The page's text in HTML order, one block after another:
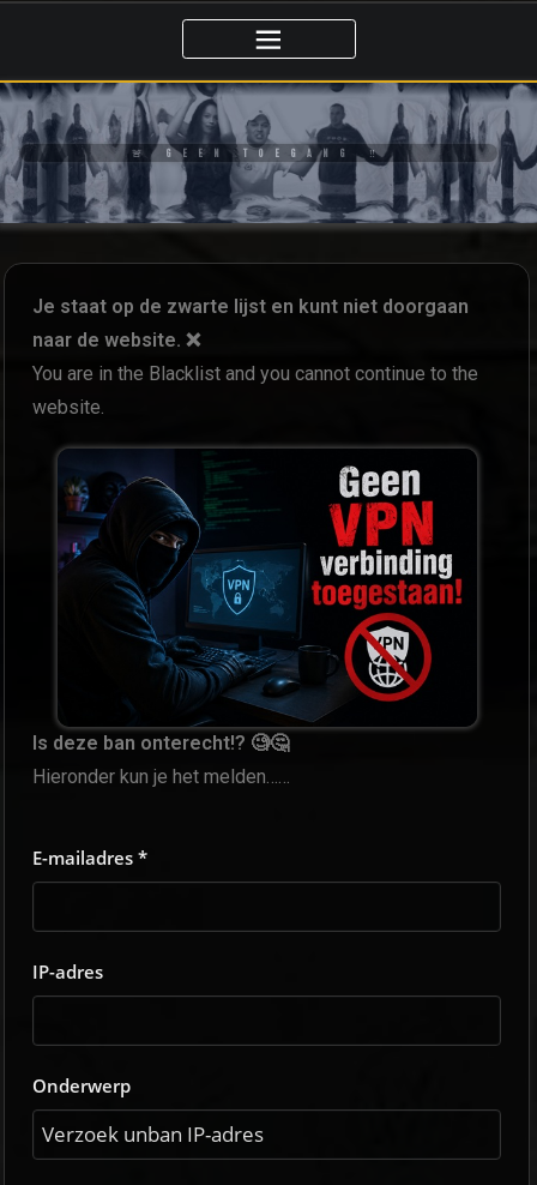
🚨 GEEN TOEGANG ‼️
Je staat op de zwarte lijst en kunt niet doorgaan
naar de website. ❌
You are in the Blacklist and you cannot continue to the
website.
Is deze ban onterecht!? 🧐🤔
Hieronder kun je het melden……
E-mailadres *
IP-adres
Onderwerp